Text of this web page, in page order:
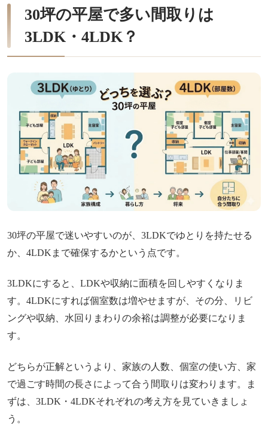
30坪の平屋で多い間取りは
3LDK・4LDK？
30坪の平屋で迷いやすいのが、3LDKでゆとりを持たせる
か、4LDKまで確保するかという点です。
3LDKにすると、LDKや収納に面積を回しやすくなりま
す。4LDKにすれば個室数は増やせますが、その分、リビ
ングや収納、水回りまわりの余裕は調整が必要になりま
す。
どちらが正解というより、家族の人数、個室の使い方、家
で過ごす時間の長さによって合う間取りは変わります。ま
ずは、3LDK・4LDKそれぞれの考え方を見ていきましょ
う。